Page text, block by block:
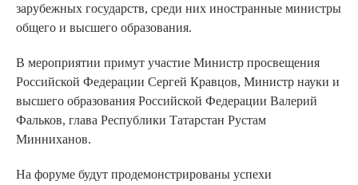
зарубежных государств, среди них иностранные министры
общего и высшего образования.
В мероприятии примут участие Министр просвещения
Российской Федерации Сергей Кравцов, Министр науки и
высшего образования Российской Федерации Валерий
Фальков, глава Республики Татарстан Рустам
Минниханов.
На форуме будут продемонстрированы успехи